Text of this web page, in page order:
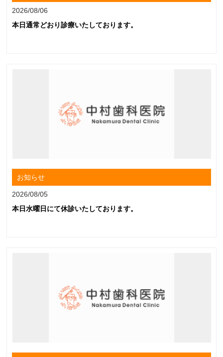
2026/08/06
本日通常どおり診療いたしております。
お知らせ
2026/08/05
本日水曜日にて休診いたしております。